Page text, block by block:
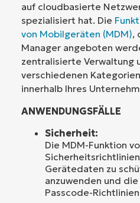
auf cloudbasierte
spezialisiert hat. Die
von Mobilgeräten (MDM),
Manager angeboten
zentralisierte Verwaltung
verschiedenen
innerhalb Ihres
ANWENDUNGSFÄLLE
Sicherheit:
Die MDM-Funktion
Gerätedaten zu
anzuwenden und
Passcode-